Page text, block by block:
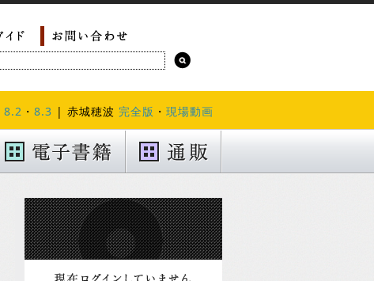
8.2 ・ 8.3 | 赤城穂波 完全版 ・ 現場動画